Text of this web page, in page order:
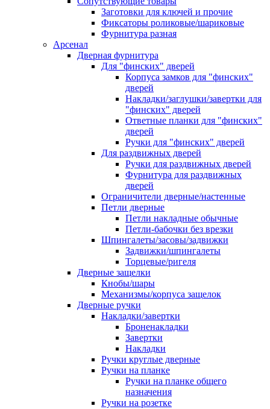
Заготовки для ключей и прочие
Фиксаторы роликовые/шариковые
Фурнитура разная
Арсенал
Дверная фурнитура
Для "финских" дверей
Корпуса замков для "финских"
дверей
Накладки/заглушки/завертки для
"финских" дверей
Ответные планки для "финских"
дверей
Ручки для "финских" дверей
Для раздвижных дверей
Ручки для раздвижных дверей
Фурнитура для раздвижных
дверей
Ограничители дверные/настенные
Петли дверные
Петли накладные обычные
Петли-бабочки без врезки
Шпингалеты/засовы/задвижки
Задвижки/шпингалеты
Торцевые/ригеля
Дверные защелки
Кнобы/шары
Механизмы/корпуса защелок
Дверные ручки
Накладки/завертки
Броненакладки
Завертки
Накладки
Ручки круглые дверные
Ручки на планке
Ручки на планке общего
назначения
Ручки на розетке